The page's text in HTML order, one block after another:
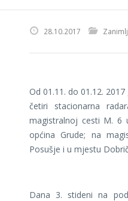
28.10.2017
Od 01.11. do 01.12.
četiri stacionarna
magistralnoj cesti M. 6
općina Grude; na
Posušje i u mjestu
Dana 3. stideni na